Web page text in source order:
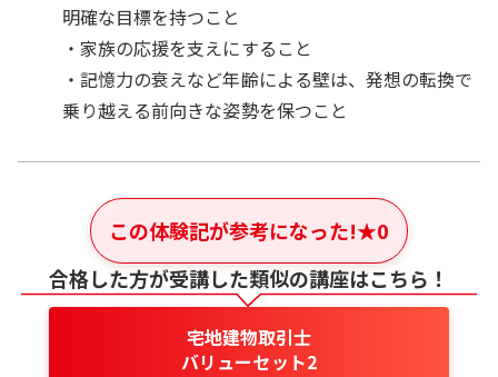
明確な目標を持つこと
・家族の応援を支えにすること
・記憶力の衰えなど年齢による壁は、発想の転換で
乗り越える前向きな姿勢を保つこと
この体験記が参考になった!★0
合格した方が受講した類似の講座はこちら！
宅地建物取引士
バリューセット2